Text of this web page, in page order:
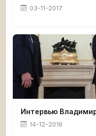
03-11-2017
Интервью
14-12-2016